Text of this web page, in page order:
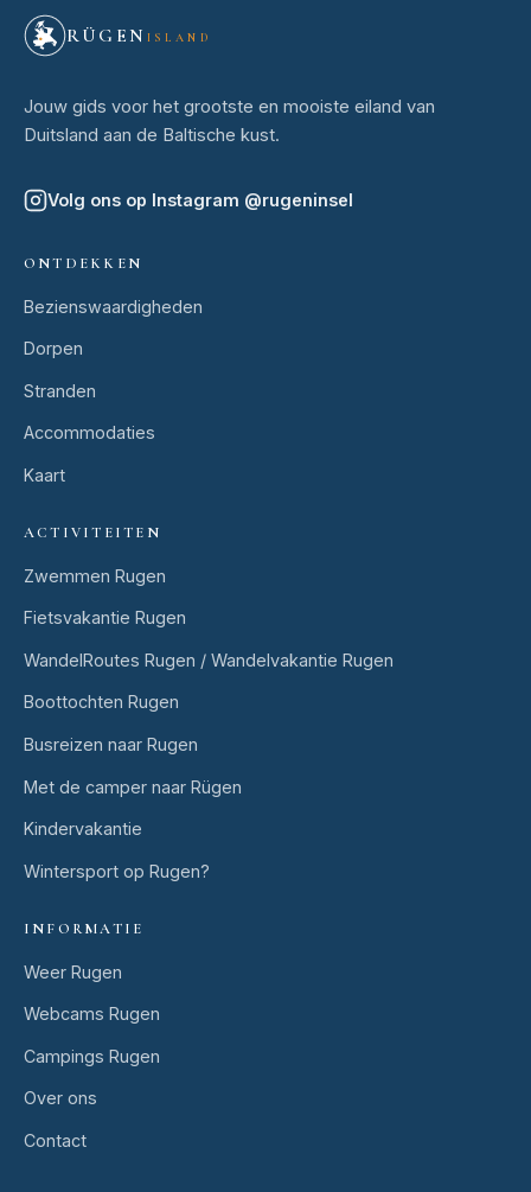
RÜGEN ISLAND
Jouw gids voor het grootste en mooiste eiland van
Duitsland aan de Baltische kust.
Volg ons op Instagram @rugeninsel
ONTDEKKEN
Bezienswaardigheden
Dorpen
Stranden
Accommodaties
Kaart
ACTIVITEITEN
Zwemmen Rugen
Fietsvakantie Rugen
WandelRoutes Rugen / Wandelvakantie Rugen
Boottochten Rugen
Busreizen naar Rugen
Met de camper naar Rügen
Kindervakantie
Wintersport op Rugen?
INFORMATIE
Weer Rugen
Webcams Rugen
Campings Rugen
Over ons
Contact